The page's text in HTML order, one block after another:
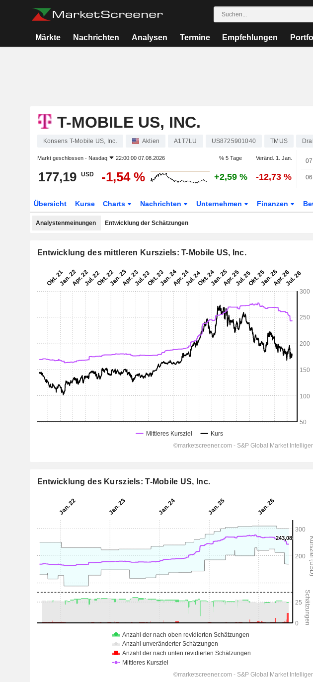
Märkte Nachrichten Analysen Termine Empfehlungen
T-MOBILE US, INC.
Konsens T-Mobile US, Inc. Aktien A1T7LU US8725901040 TMUS
Markt geschlossen - Nasdaq 22:00:00 07.08.2026 % 5 Tage Veränd. 1. Jan.
177,19 USD -1,54 % +2,59 % -12,73 %
Übersicht Kurse Charts Nachrichten Unternehmen Finanzen
Analystenmeinungen Entwicklung der Schätzungen
Entwicklung des mittleren Kursziels: T-Mobile US, Inc.
Entwicklung des Kursziels: T-Mobile US, Inc.